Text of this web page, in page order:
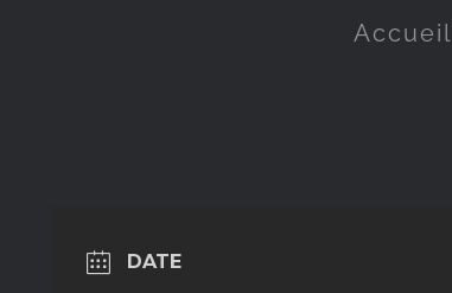
Accueil
DATE